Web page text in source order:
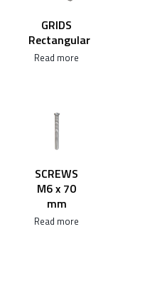
GRIDS
Rectangular
Read more
SCREWS
M6 x 70
mm
Read more